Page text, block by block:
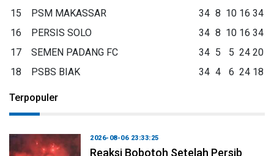
15
PSM MAKASSAR 34 8 10 16 34
16
PERSIS SOLO 34 8 10 16 34
17
SEMEN PADANG FC 34 5 5 24 20
18
PSBS BIAK 34 4 6 24 18
Terpopuler
2026-08-06 23:33:25
Reaksi Bobotoh Setelah Persib